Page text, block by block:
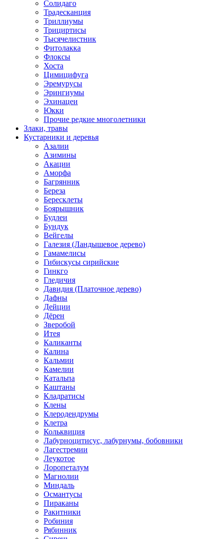
Солидаго
Традесканция
Триллиумы
Трициртисы
Тысячелистник
Фитолакка
Флоксы
Хоста
Цимицифуга
Эремурусы
Эрингиумы
Эхинацеи
Юкки
Прочие редкие многолетники
Злаки, травы
Кустарники и деревья
Азалии
Азимины
Акации
Аморфа
Багрянник
Береза
Бересклеты
Боярышник
Будлеи
Бундук
Вейгелы
Галезия (Ландышевое дерево)
Гамамелисы
Гибискусы сирийские
Гинкго
Гледичия
Давидия (Платочное дерево)
Дафны
Дейции
Дёрен
Зверобой
Итея
Каликанты
Калина
Кальмии
Камелии
Катальпа
Каштаны
Кладратисы
Клены
Клеродендрумы
Клетра
Кольквиция
Лабурноцитисус, лабурнумы, бобовники
Лагестремии
Леукотое
Лоропеталум
Магнолии
Миндаль
Османтусы
Пираканы
Ракитники
Робиния
Рябинник